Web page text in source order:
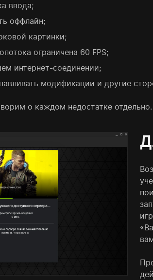
ввода;
оффлайн;
картинки;
ограничена 60 FPS;
интернет-соединении;
модификации и другие
о каждом недостатке отдельно.